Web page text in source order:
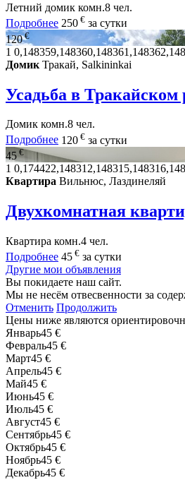
Летний домик комн.8 чел.
Подробнее 250 € за сутки
120€
1
Домик Тракай, Salkininkai
Усадьба в Тракайском
Домик комн.8 чел.
Подробнее 120 € за сутки
45 €
1
Квартира Вильнюс, Лаздинеляй
Двухкомнатная
Квартира комн.4 чел.
Подробнее 45 € за сутки
Другие мои объявления
Вы покидаете наш сайт.
Мы не несём отвесвенности за
Отменить Продолжить
Цены ниже являются
Январь45 €
Февраль45 €
Март45 €
Апрель45 €
Май45 €
Июнь45 €
Июль45 €
Август45 €
Сентябрь45 €
Октябрь45 €
Ноябрь45 €
Декабрь45 €